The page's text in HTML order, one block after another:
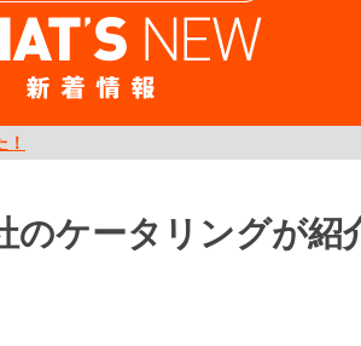
のケータリングが紹